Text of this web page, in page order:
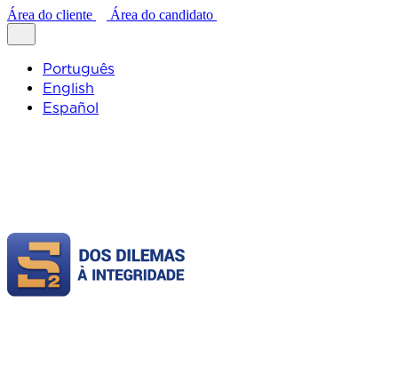
Área do cliente Área do candidato
Português
English
Español